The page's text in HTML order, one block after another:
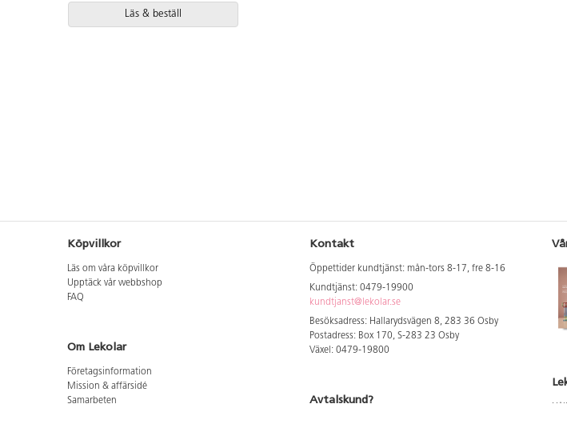
Läs & beställ
Köpvillkor
Läs om våra köpvillkor
Upptäck vår webbshop
FAQ
Om Lekolar
Företagsinformation
Mission & affärsidé
Samarbeten
Kontakt
Öppettider kundtjänst: mån-tors 8-17, fre 8-16
Kundtjänst: 0479-19900
kundtjanst@lekolar.se
Besöksadress: Hallarydsvägen 8, 283 36 Osby
Postadress: Box 170, S-283 23 Osby
Växel: 0479-19800
Avtalskund?